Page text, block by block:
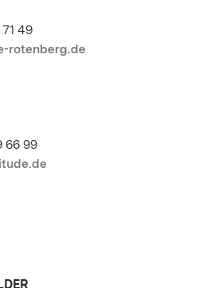
49
rotenberg.de
66 99